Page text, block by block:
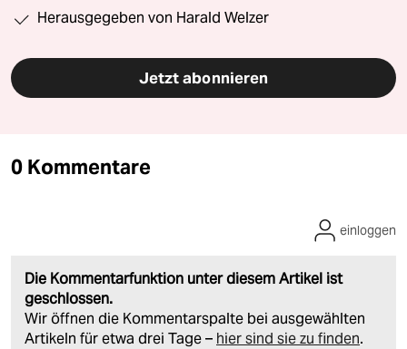
Herausgegeben von Harald Welzer
Jetzt abonnieren
0 Kommentare
Die Kommentarfunktion unter diesem Artikel ist
geschlossen.
Wir öffnen die Kommentarspalte bei ausgewählten
Artikeln für etwa drei Tage – hier sind sie zu finden.
einloggen